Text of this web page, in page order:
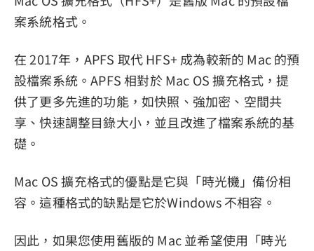
案系統格式。
在 2017年，APFS 取代 HFS+ 成為較新的 Mac 的預
設檔案系統。APFS 相對於 Mac OS 擴充格式，提
供了更多先進的功能，如快照、強加密、空間共
享、快速調整目錄大小，並且改進了檔案系統的基
礎。
Mac OS 擴充格式的優點是它與「時光機」備份相
容。這種格式的缺點是它於Windows 不相容。
因此，如果您使用舊版的 Mac 並希望使用「時光